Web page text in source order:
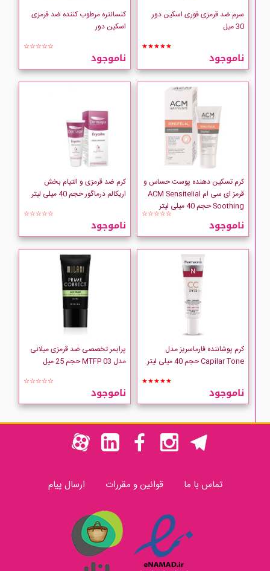
سرم ضد قرمزی فوری اسکین دور
30 میل
★★★★★
ناموجود
کنسانتره مرطوب کننده ضد قرمزی
اسکین دور
☆☆☆☆☆
ناموجود
کرم تسکین دهنده پوست حساس و
قرمز ای سی ام ACM Sensitelial
Soothing حجم 40 میلی لیتر
☆☆☆☆☆
ناموجود
کرم ضد قرمزی و التیام بخش
اریکالم درماگور حجم 40 میلی لیتر
☆☆☆☆☆
ناموجود
کرم پوشاننده فارماسریز مدل
Capilar Tone حجم 40 میلی لیتر
★★★★★
ناموجود
پرایمر تخصصی ضد قرمزی میلانی
مدل MTFP 03 حجم 25 میل
☆☆☆☆☆
ناموجود
تماس با ما قوانین و مقررات ارسال پیام